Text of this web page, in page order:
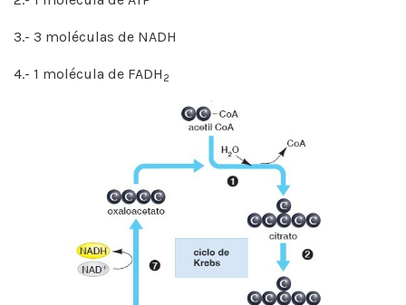
3.- 3 moléculas de NADH
4.- 1 molécula de FADH 2